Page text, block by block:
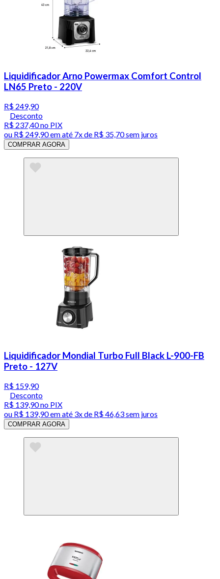
Liquidificador Arno Powermax Comfort Control
LN65 Preto - 220V
R$ 249,90
Desconto
R$ 237,40no PIX
ou R$ 249,90em até 7x de R$ 35,70 sem juros
COMPRAR AGORA
Liquidificador Mondial Turbo Full Black L-900-FB
Preto - 127V
R$ 159,90
Desconto
R$ 139,90no PIX
ou R$ 139,90em até 3x de R$ 46,63 sem juros
COMPRAR AGORA